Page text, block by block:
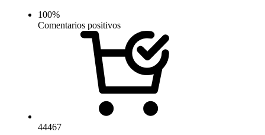
100%
Comentarios positivos
44467